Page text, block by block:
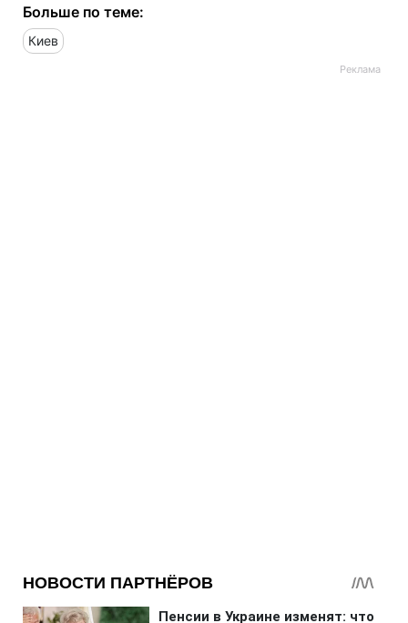
Больше по теме:
Киев